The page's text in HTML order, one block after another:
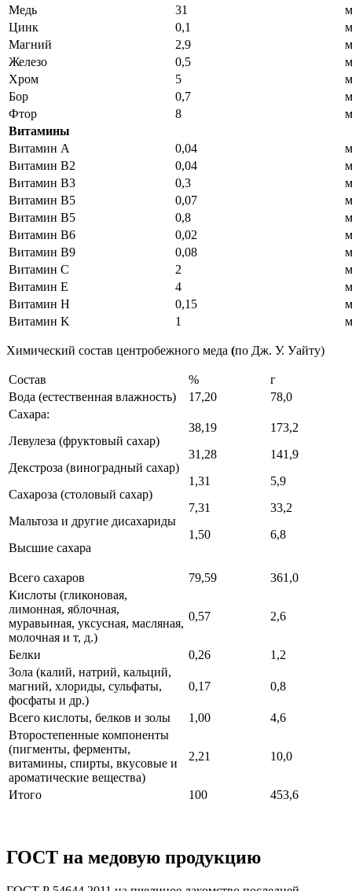
Медь
31
Цинк
0,1
Магний
2,9
Железо
0,5
Хром
5
Бор
0,7
Фтор
8
Витамины
Витамин А
0,04
Витамин B2
0,04
Витамин В3
0,3
Витамин В5
0,07
Витамин В5
0,8
Витамин В6
0,02
Витамин В9
0,08
Витамин С
2
Витамин Е
4
Витамин H
0,15
Витамин K
1
Химический состав центробежного меда (по Дж. У. Уайту)
Состав %
г
Вода (естественная влажность)
17,20
78,0
Сахара:
Левулеза (фруктовый сахар)
Декстроза (виноградный сахар)
Сахароза (столовый сахар)
Мальтоза и другие дисахариды
Высшие сахара
38,19
31,28
1,31
7,31
1,50
173,2
141,9
5,9
33,2
6,8
Всего сахаров 79,59
361,0
Кислоты (гликоновая,
лимонная, яблочная,
муравьиная, уксусная, масляная,
молочная и т, д.)
0,57 2,6
Белки 0,26
1,2
Зола (калий, натрий, кальций,
магний, хлориды, сульфаты,
фосфаты и др.)
0,17 0,8
Всего кислоты, белков и золы 1,00
4,6
Второстепенные компоненты
(пигменты, ферменты,
витамины, спирты, вкусовые и
ароматические вещества)
2,21 10,0
Итого 100 453,6
ГОСТ на медовую продукцию